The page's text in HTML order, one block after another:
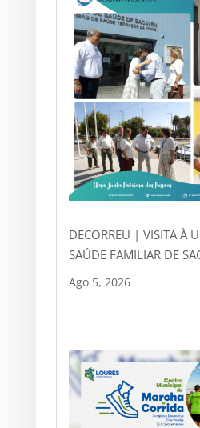
DECORREU | VISITA À
SAÚDE FAMILIAR DE
Ago 5, 2026